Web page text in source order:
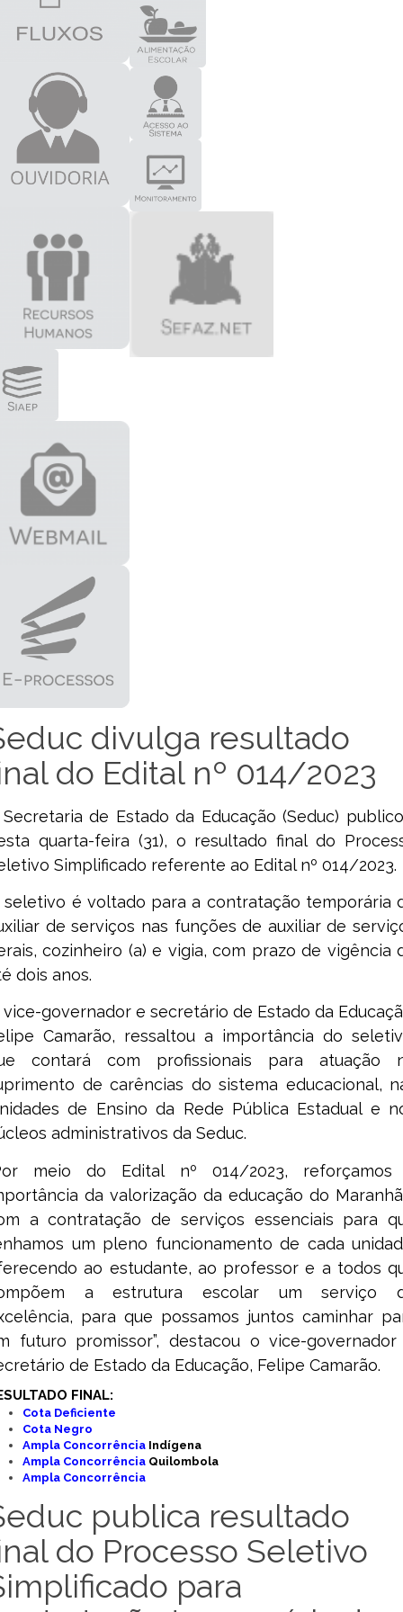
divulga resultado
do Edital nº 014/2023
de Estado da Educação (Seduc)
quarta-feira (31), o resultado final do
Simplificado referente ao Edital nº 014/2023.
seletivo é voltado para a contratação temporária
de serviços nas funções de auxiliar de
cozinheiro (a) e vigia, com prazo de vigência
dois anos.
vice-governador e secretário de Estado da
Camarão, ressaltou a importância do
contará com profissionais para atuação
de carências do sistema educacional,
de Ensino da Rede Pública Estadual e
administrativos da Seduc.
meio do Edital nº 014/2023, reforçamos
da valorização da educação do
a contratação de serviços essenciais para
um pleno funcionamento de cada
ao estudante, ao professor e a todos
a estrutura escolar um serviço
para que possamos juntos caminhar
futuro promissor”, destacou o vice-
de Estado da Educação, Felipe Camarão.
FINAL:
Cota Deficiente
Cota Negro
Ampla Concorrência Indígena
Ampla Concorrência Quilombola
Ampla Concorrência
publica resultado
do Processo Seletivo
para